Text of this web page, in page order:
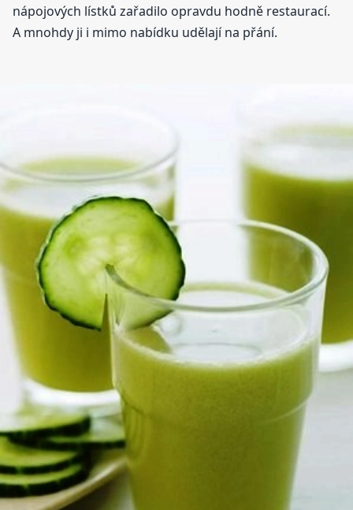
nápojových lístků zařadilo opravdu hodně restaurací.
A mnohdy ji i mimo nabídku udělají na přání.